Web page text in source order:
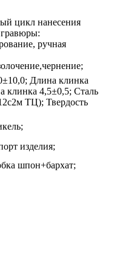
цикл нанесения
ручная
Длина клинка
клинка 4,5±0,5; Сталь
ТЦ); Твердость
изделия;
шпон+бархат;